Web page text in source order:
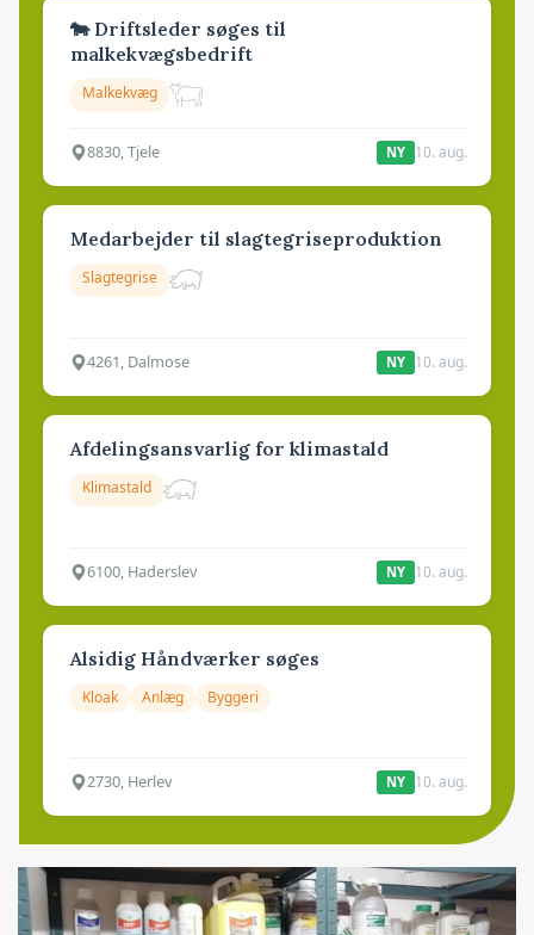
🐄 Driftsleder søges til
malkekvægsbedrift
Malkekvæg
8830, Tjele NY 10. aug.
Medarbejder til slagtegriseproduktion
Slagtegrise
4261, Dalmose NY 10. aug.
Afdelingsansvarlig for klimastald
Klimastald
6100, Haderslev NY 10. aug.
Alsidig Håndværker søges
Kloak Anlæg Byggeri
2730, Herlev NY 10. aug.